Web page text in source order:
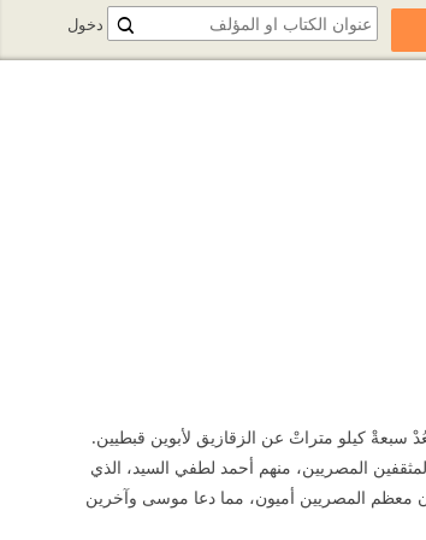
سبعةْ كيلو متراتْ عن الزقازيق لأبوين قبطيين.
المصريين، منهم أحمد لطفي السيد، الذي
وأن معظم المصريين أميون، مما دعا موسى وآخرين
دخول